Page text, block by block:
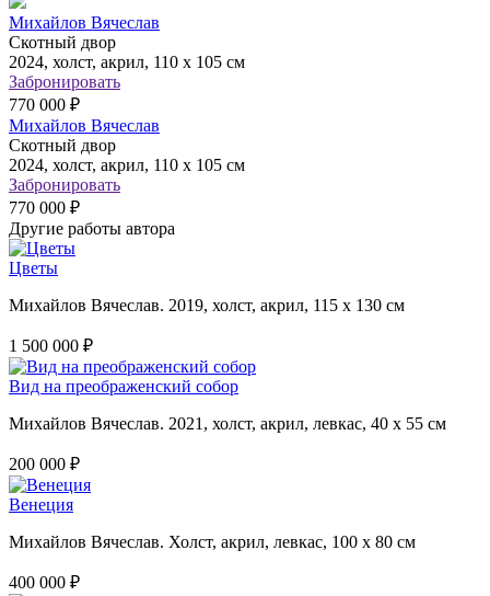
Михайлов Вячеслав
Скотный двор
2024, холст, акрил, 110 х 105 см
Забронировать
770 000 ₽
Михайлов Вячеслав
Скотный двор
2024, холст, акрил, 110 х 105 см
Забронировать
770 000 ₽
Другие работы автора
Цветы
Михайлов Вячеслав. 2019, холст, акрил, 115 х 130 см
1 500 000 ₽
Вид на преображенский собор
Михайлов Вячеслав. 2021, холст, акрил, левкас, 40 х 55 см
200 000 ₽
Венеция
Михайлов Вячеслав. Холст, акрил, левкас, 100 х 80 см
400 000 ₽